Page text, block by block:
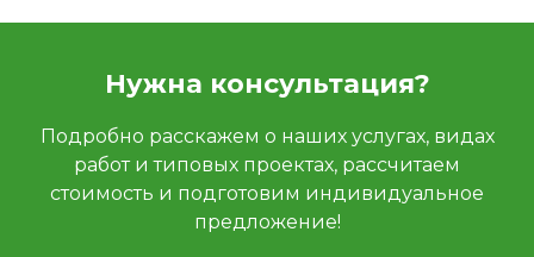
Нужна консультация?
Подробно расскажем о наших услугах, видах
работ и типовых проектах, рассчитаем
стоимость и подготовим индивидуальное
предложение!